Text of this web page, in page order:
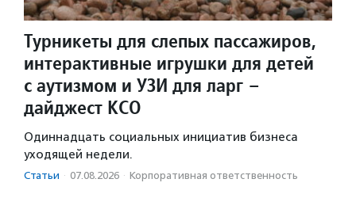
Турникеты для слепых пассажиров,
интерактивные игрушки для детей
с аутизмом и УЗИ для ларг –
дайджест КСО
Одиннадцать социальных инициатив бизнеса
уходящей недели.
Статьи · 07.08.2026 · Корпоративная ответственность